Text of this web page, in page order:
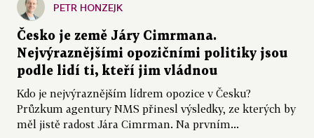
PETR HONZEJK
Česko je země Járy Cimrmana.
Nejvýraznějšími opozičními politiky jsou
podle lidí ti, kteří jim vládnou
Kdo je nejvýraznějším lídrem opozice v Česku?
Průzkum agentury NMS přinesl výsledky, ze kterých by
měl jistě radost Jára Cimrman. Na prvním...